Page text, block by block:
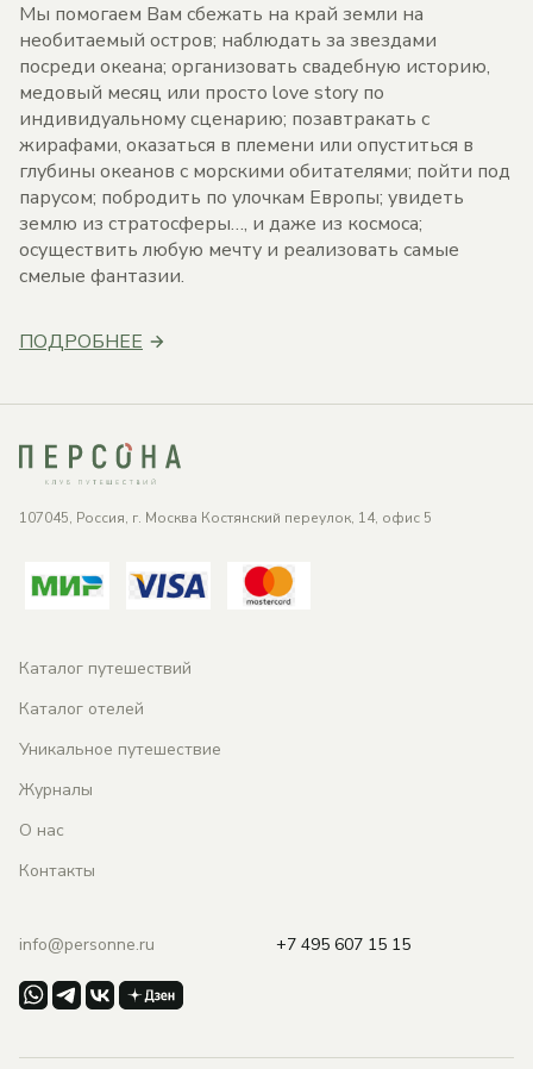
Мы помогаем Вам сбежать на край земли на
необитаемый остров; наблюдать за звездами
посреди океана; организовать свадебную историю,
медовый месяц или просто love story по
индивидуальному сценарию; позавтракать с
жирафами, оказаться в племени или опуститься в
глубины океанов с морскими обитателями; пойти под
парусом; побродить по улочкам Европы; увидеть
землю из стратосферы…, и даже из космоса;
осуществить любую мечту и реализовать самые
смелые фантазии.
ПОДРОБНЕЕ
107045, Россия, г. Москва Костянский переулок, 14, офис 5
Каталог путешествий
Каталог отелей
Уникальное путешествие
Журналы
О нас
Контакты
info@personne.ru +7 495 607 15 15